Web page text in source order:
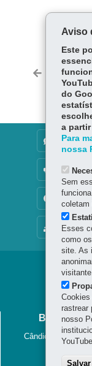
Voltar
MAPA DO
DENUNCIE
Jornal
Cândido Lopes,
Aviso
Este
do
a
Para
nossa
Sem
coletam
Esses
como
site. As
Cookies
rastrear
nosso